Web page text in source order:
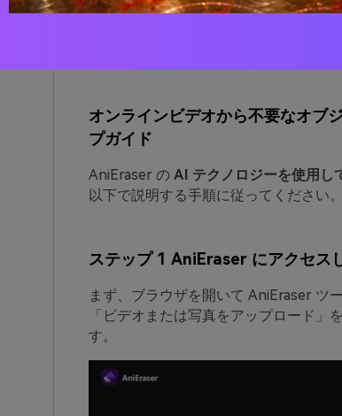
を損なうことなく、ビデオ内の不要な
オンラインビデオから不要なオブ
プガイド
AniEraser の AI テクノロジーを使用し
以下で説明する手順に従ってください。
ステップ 1 AniEraser にアクセス
まず、ブラウザを開いて AniEraser ツ
「ビデオまたは写真をアップロード」
す。